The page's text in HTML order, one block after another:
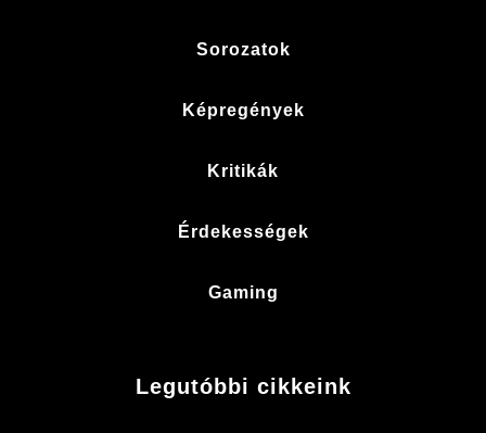
Sorozatok
Képregények
Kritikák
Érdekességek
Gaming
Legutóbbi cikkeink